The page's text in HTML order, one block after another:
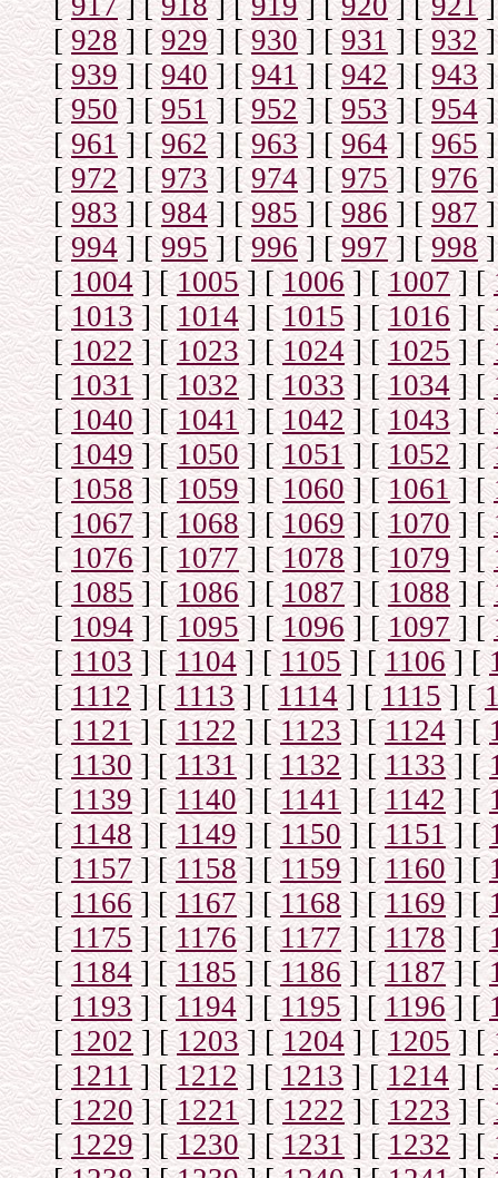
[928] [929] [930] [931] [932]
[939] [940] [941] [942] [943]
[950] [951] [952] [953] [954]
[961] [962] [963] [964] [965]
[972] [973] [974] [975] [976]
[983] [984] [985] [986] [987]
[994] [995] [996] [997] [998]
[1004] [1005] [1006] [1007] [
[1013] [1014] [1015] [1016] [
[1022] [1023] [1024] [1025] [
[1031] [1032] [1033 ] [1034] [
[1040] [1041] [1042] [1043] [
[1049] [1050] [1051] [1052] [
[1058] [1059] [1060] [1061] [
[1067] [1068] [1069] [1070] [
[1076] [1077] [1078] [1079] [
[1085] [1086] [1087] [1088] [
[1094] [1095] [1096 ] [1097] [
[1103] [1104] [1105] [1106] [
[1112] [1113] [1114] [1115] [
[1121] [1122] [1123] [1124] [
[1130] [1131] [1132] [1133] [
[1139] [1140] [1141] [1142] [
[1148] [1149] [1150] [1151] [
[1157] [1158] [1159] [1160] [
[1166] [1167] [1168] [1169] [
[1175] [1176] [1177] [1178] [
[1184] [1185] [1186] [1187] [
[1193] [1194] [1195] [1196] [
[1202] [1203] [1204] [1205] [
[1211] [1212] [1213] [1214] [
[1220] [1221] [1222] [1223] [
[ 1229] [1230] [1231] [1232] [